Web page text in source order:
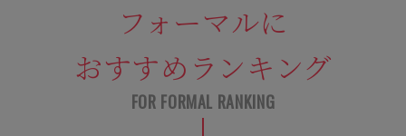
フォーマルに
おすすめランキング